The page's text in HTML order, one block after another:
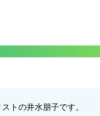
トの井水朋子です。